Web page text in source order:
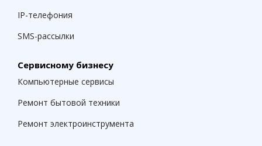
IP-телефония
SMS-рассылки
Сервисному бизнесу
Компьютерные сервисы
Ремонт бытовой техники
Ремонт электроинструмента